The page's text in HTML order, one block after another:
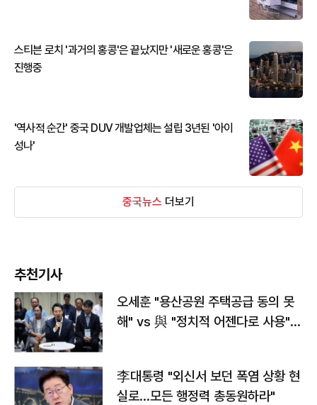
스티븐 로치 '과거의 홍콩'은 끝났지만 '새로운 홍콩'은
진행중
'역사적 순간' 중국 DUV 개발업체는 설립 3년된 '아이
성나'
중국뉴스 더보기
추천기사
오세훈 "용산공원 주택공급 동의 못
해" vs 與 "정치적 어젠다로 사용"
李대통령 "외신서 보던 폭염 상황 현
실로…모든 행정력 총동원하라"